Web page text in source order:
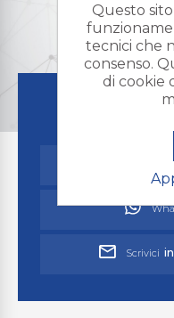
+
HAI
Scrivici
Questo
tecnici che
consenso.
di cookie